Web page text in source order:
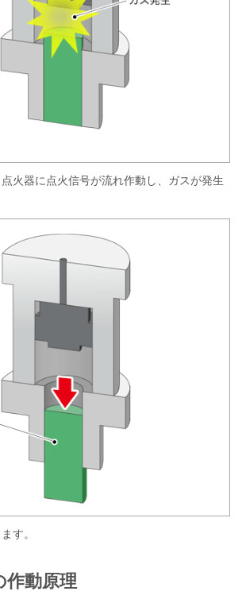
火器に点火信号が流れ作動し、ガスが発生
す。
作動原理